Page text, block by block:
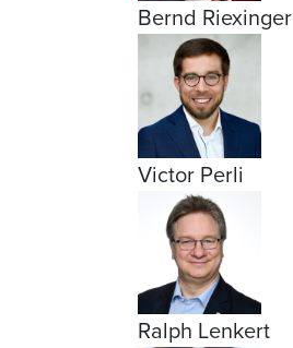
Bernd Riexinger
Victor Perli
Ralph Lenkert